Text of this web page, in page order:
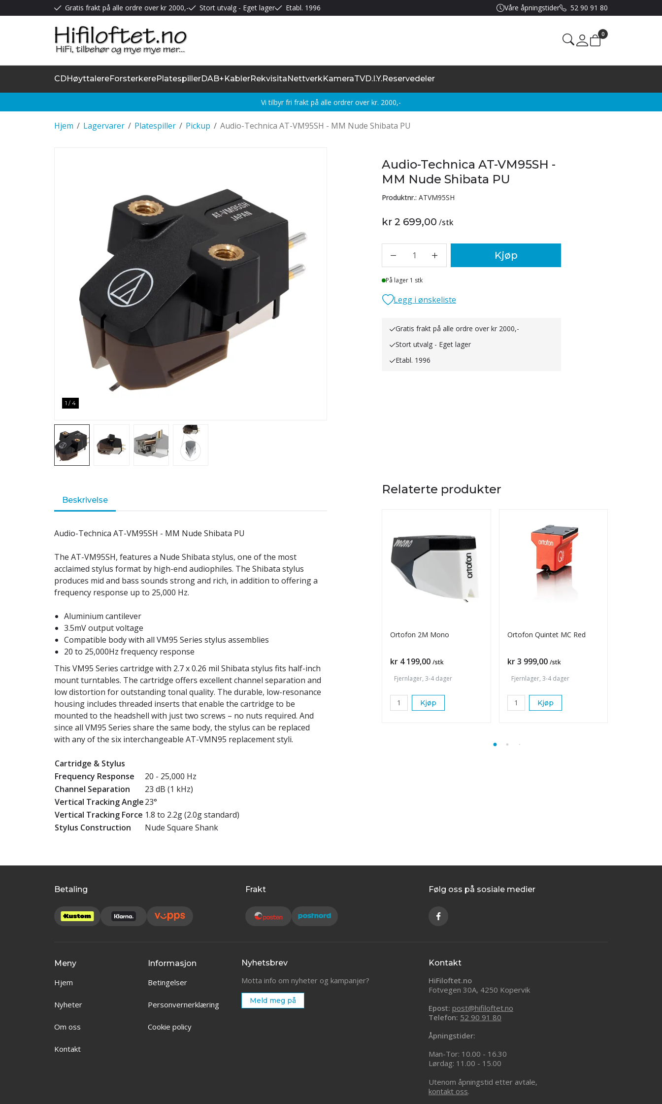
Gratis frakt på alle ordre over kr 2000,- Stort utvalg - Eget lager Etabl. 1996 Våre åpningstider 52 90 91 80
Mine sider
0
CDHøyttalereForsterkerePlatespillerDAB+KablerRekvisitaNettverkKameraTVD.I.Y.Reservedeler
Vi tilbyr fri frakt på alle ordrer over kr. 2000,-
/
Hjem /
Lagervarer /
Platespiller /
Pickup Audio-Technica AT-VM95SH - MM Nude Shibata PU
1 / 4
Audio-Technica AT-VM95SH -
MM Nude Shibata PU
Produktnr.: ATVM95SH
kr 2 699,00 /stk
1 Kjøp
Lager
På lager 1 stk
Legg i ønskeliste
Gratis frakt på alle ordre over kr 2000,-
Stort utvalg - Eget lager
Etabl. 1996
Beskrivelse
Audio-Technica AT-VM95SH - MM Nude Shibata PU
The AT-VM95SH, features a Nude Shibata stylus, one of the most
acclaimed stylus format by high-end audiophiles. The Shibata stylus
produces mid and bass sounds strong and rich, in addition to offering a
frequency response up to 25,000 Hz.
Aluminium cantilever
3.5mV output voltage
Compatible body with all VM95 Series stylus assemblies
20 to 25,000Hz frequency response
This VM95 Series cartridge with 2.7 x 0.26 mil Shibata stylus fits half-inch
mount turntables. The cartridge offers excellent channel separation and
low distortion for outstanding tonal quality. The durable, low-resonance
housing includes threaded inserts that enable the cartridge to be
mounted to the headshell with just two screws – no nuts required. And
since all VM95 Series share the same body, the stylus can be replaced
with any of the six interchangeable AT-VMN95 replacement styli.
Cartridge & Stylus
Frequency Response
20 - 25,000 Hz
Channel Separation
23 dB (1 kHz)
Vertical Tracking Angle23°
Vertical Tracking Force 1.8 to 2.2g (2.0g standard)
Stylus Construction
Nude Square Shank
Relaterte produkter
Ortofon 2M Mono
Pris
kr 4 199,00 /stk
Fjernlager, 3-4 dager
Kjøp
Ortofon Quintet MC Red
Pris
kr 3 999,00 /stk
Fjernlager, 3-4 dager
Kjøp
Betaling Frakt Følg oss på sosiale medier
Meny
Hjem
Nyheter
Om oss
Kontakt
Informasjon
Betingelser
Personvernerklæring
Cookie policy
Nyhetsbrev
Motta info om nyheter og kampanjer?
Meld meg på
Kontakt
HiFiloftet.no
Fotvegen 30A, 4250 Kopervik
Epost: post@hifiloftet.no
Telefon: 52 90 91 80
Åpningstider:
Man-Tor: 10.00 - 16.30
Lørdag: 11.00 - 15.00
Utenom åpningstid etter avtale,
kontakt oss.